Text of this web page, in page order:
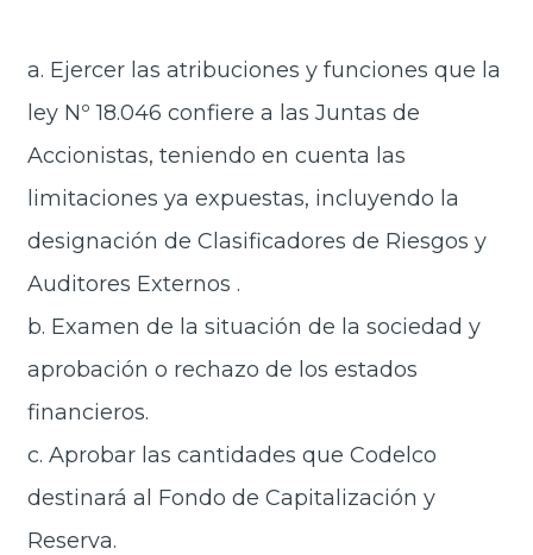
a. Ejercer las atribuciones y funciones que la
ley Nº 18.046 confiere a las Juntas de
Accionistas, teniendo en cuenta las
limitaciones ya expuestas, incluyendo la
designación de Clasificadores de Riesgos y
Auditores Externos .
b. Examen de la situación de la sociedad y
aprobación o rechazo de los estados
financieros.
c. Aprobar las cantidades que Codelco
destinará al Fondo de Capitalización y
Reserva.